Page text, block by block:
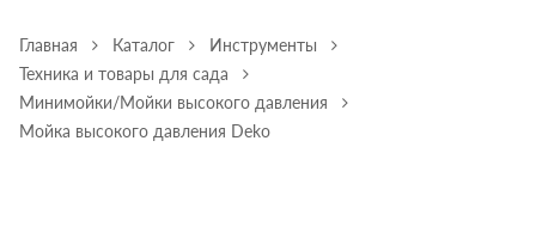
Главная Каталог
Инструменты
Техника и товары для сада
Минимойки/Мойки высокого давления
Мойка высокого давления Deko